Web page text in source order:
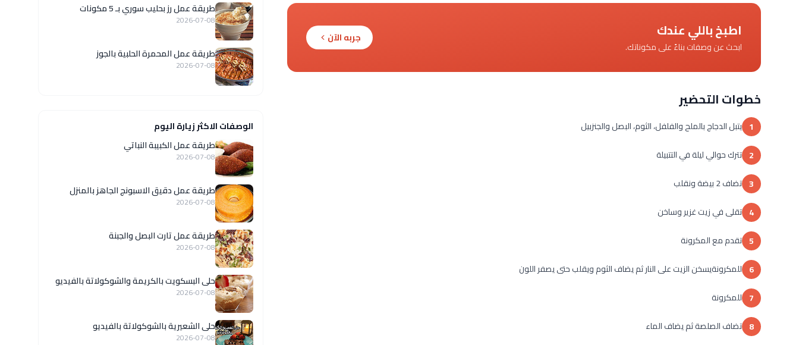
اطبخ باللي عندك
ابحث عن وصفات بناءً على مكوناتك.
جربه الآن
خطوات التحضير
1 يتبل الدجاج بالملح والفلفل، الثوم، البصل والجنزبيل
2 تترك حوالي ليلة في التتبيلة
3 تضاف 2 بيضة ونقلب
4 تقلى في زيت غزير وساخن
5 تقدم مع المكرونة
6 للمكرونةيسخن الزيت على النار ثم يضاف الثوم ويقلب حتى يصفر اللون
7 للمكرونة
8 تضاف الصلصة ثم يضاف الماء
طريقة عمل رز بحليب سوري بـ 5 مكونات
2026-07-08
طريقة عمل المحمرة الحلبية بالجوز
2026-07-08
الوصفات الاكثر زيارة اليوم
طريقة عمل الكبيبة النباتي
2026-07-08
طريقة عمل دقيق الاسبونج الجاهز بالمنزل
2026-07-08
طريقة عمل تارت البصل والجبنة
2026-07-08
حلى البسكويت بالكريمة والشوكولاتة بالفيديو
2026-07-08
حلى الشعيرية بالشوكولاتة بالفيديو
2026-07-08